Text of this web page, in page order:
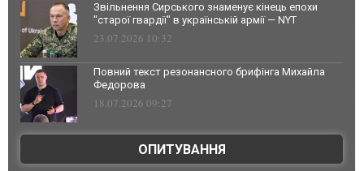
Звільнення Сирського знаменує кінець епохи
"старої гвардії" в українській армії — NYT
23.07.2026 10:32
Повний текст резонансного брифінга Михайла
Федорова
18.07.2026 09:27
ОПИТУВАННЯ